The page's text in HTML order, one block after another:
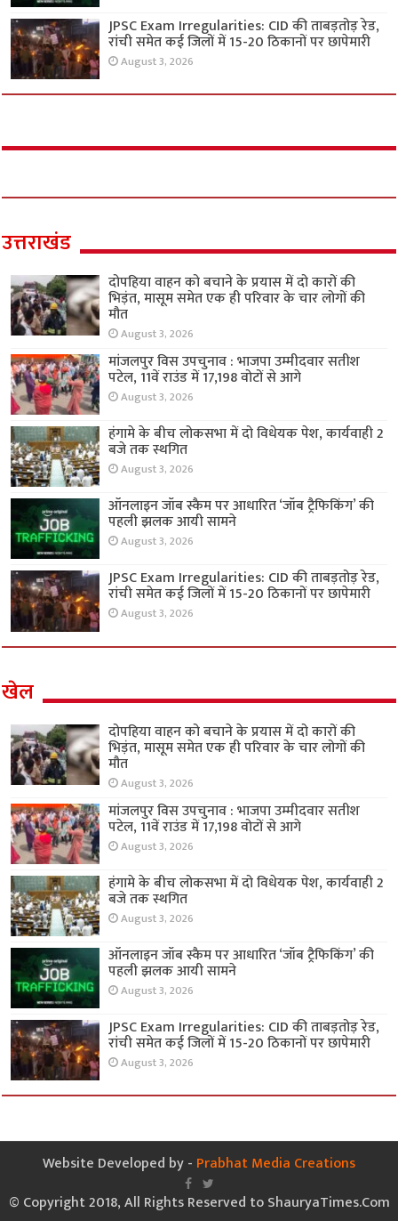
JPSC Exam Irregularities: CID की ताबड़तोड़ रेड,
रांची समेत कई जिलों में 15-20 ठिकानों पर छापेमारी
August 3, 2026
उत्तराखंड
दोपहिया वाहन को बचाने के प्रयास में दो कारों की
भिड़ंत, मासूम समेत एक ही परिवार के चार लोगों की
मौत
August 3, 2026
मांजलपुर विस उपचुनाव : भाजपा उम्मीदवार सतीश
पटेल, 11वें राउंड में 17,198 वोटों से आगे
August 3, 2026
हंगामे के बीच लोकसभा में दो विधेयक पेश, कार्यवाही 2
बजे तक स्थगित
August 3, 2026
ऑनलाइन जॉब स्कैम पर आधारित ‘जॉब ट्रैफिकिंग’ की
पहली झलक आयी सामने
August 3, 2026
JPSC Exam Irregularities: CID की ताबड़तोड़ रेड,
रांची समेत कई जिलों में 15-20 ठिकानों पर छापेमारी
August 3, 2026
खेल
दोपहिया वाहन को बचाने के प्रयास में दो कारों की
भिड़ंत, मासूम समेत एक ही परिवार के चार लोगों की
मौत
August 3, 2026
मांजलपुर विस उपचुनाव : भाजपा उम्मीदवार सतीश
पटेल, 11वें राउंड में 17,198 वोटों से आगे
August 3, 2026
हंगामे के बीच लोकसभा में दो विधेयक पेश, कार्यवाही 2
बजे तक स्थगित
August 3, 2026
ऑनलाइन जॉब स्कैम पर आधारित ‘जॉब ट्रैफिकिंग’ की
पहली झलक आयी सामने
August 3, 2026
JPSC Exam Irregularities: CID की ताबड़तोड़ रेड,
रांची समेत कई जिलों में 15-20 ठिकानों पर छापेमारी
August 3, 2026
Website Developed by - Prabhat Media Creations
© Copyright 2018, All Rights Reserved to ShauryaTimes.Com